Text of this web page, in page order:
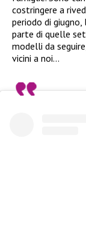
costringere a
periodo di
parte di quelle
modelli da
vicini a noi…